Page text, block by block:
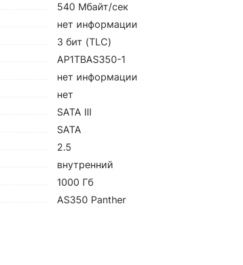
540 Мбайт/сек
нет информации
3 бит (TLC)
AP1TBAS350-1
нет информации
нет
SATA III
SATA
2.5
внутренний
1000 Гб
AS350 Panther